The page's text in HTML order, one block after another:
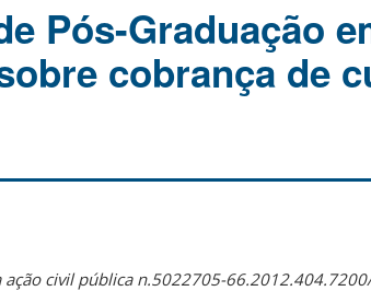
Pós-Graduação
cobrança de
civil pública n.5022705-